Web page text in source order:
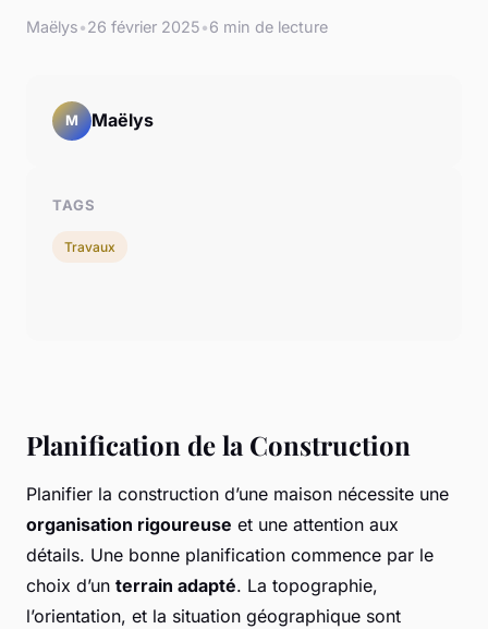
Maëlys•26 février 2025•6 min de lecture
Planification de la Construction
Planifier la construction d’une maison nécessite une
organisation rigoureuse et une attention aux
détails. Une bonne planification commence par le
choix d’un terrain adapté. La topographie,
l’orientation, et la situation géographique sont
M Maëlys
TAGS
Travaux